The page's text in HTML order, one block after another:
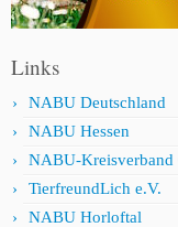
Links
NABU Deutschland
NABU Hessen
NABU-Kreisverband
TierfreundLich e.V.
NABU Horloftal